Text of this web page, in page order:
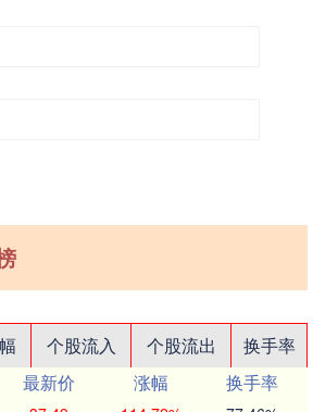
个股流入 个股流出
换手率
最新价 涨幅
换手率